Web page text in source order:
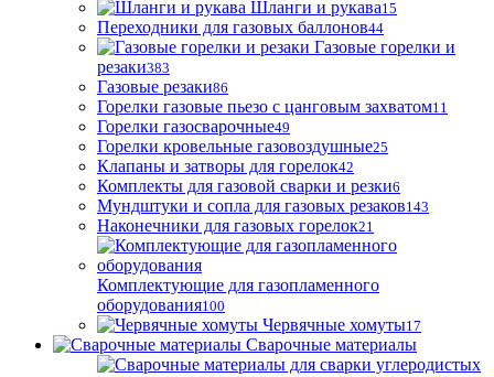
Шланги и рукава15
Переходники для газовых баллонов44
Газовые горелки и
резаки383
Газовые резаки86
Горелки газовые пьезо с цанговым захватом11
Горелки газосварочные49
Горелки кровельные газовоздушные25
Клапаны и затворы для горелок42
Комплекты для газовой сварки и резки6
Мундштуки и сопла для газовых резаков143
Наконечники для газовых горелок21
Комплектующие для газопламенного
оборудования100
Червячные хомуты17
Сварочные материалы